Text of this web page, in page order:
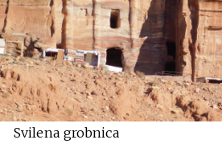
Svilena grobnica